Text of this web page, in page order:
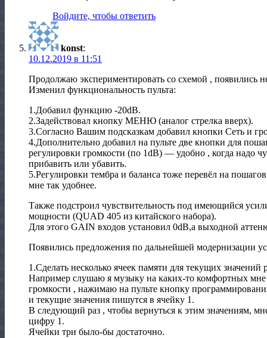
Войдите, чтобы ответить
konst:
10.12.2019 в 11:51
Продолжаю экспериментировать со схемой , появились
Изменил функциональность пульта:
1.Добавил функцию -20dB.
2.Задействовал кнопку МЕНЮ (аналог стрелка вверх).
3.Согласно Вашим подсказкам добавил кнопки Сеть и
4.Дополнительно добавил на пульте две кнопки для
регулировки громкости (по 1dB) — удобно , когда надо
прибавить или убавить.
5.Регулировки тембра и баланса тоже перевёл на
мне так удобнее.
Также подстроил чувствительность под имеющийся
мощности (QUAD 405 из китайского набора).
Для этого GAIN входов установил 0dB,а выходной
Появились предложения по дальнейшей модернизации
1.Сделать несколько ячеек памяти для текущих значений
Например слушаю я музыку на каких-то комфортных мне
громкости , нажимаю на пульте кнопку
и текущие значения пишутся в ячейку 1.
В следующий раз , чтобы вернуться к этим значениям,
цифру 1.
Ячейки три было-бы достаточно.